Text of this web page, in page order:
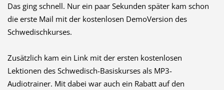
Das ging schnell. Nur ein paar Sekunden später kam schon
die erste Mail mit der kostenlosen DemoVersion des
Schwedischkurses.
Zusätzlich kam ein Link mit der ersten kostenlosen
Lektionen des Schwedisch-Basiskurses als MP3-
Audiotrainer. Mit dabei war auch ein Rabatt auf den